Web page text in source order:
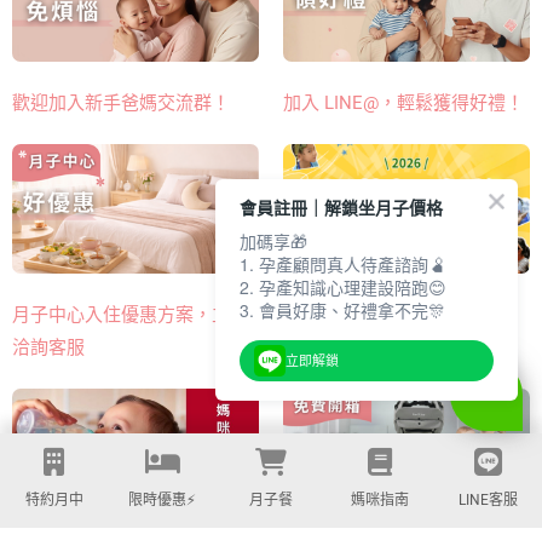
歡迎加入新手爸媽交流群！ 加入 LINE@，輕鬆獲得好禮！
月子中心入住優惠方案，立即
洽詢客服
孩子成長體驗～限時早鳥優惠
中
特約月中 限時優惠⚡️ 月子餐 媽咪指南 LINE客服
會員註冊｜解鎖坐月子價格
加碼享🎁
1. 孕產顧問真人待產諮詢🫄
2. 孕產知識心理建設陪跑😊
3. 會員好康、好禮拿不完🎊
立即解鎖